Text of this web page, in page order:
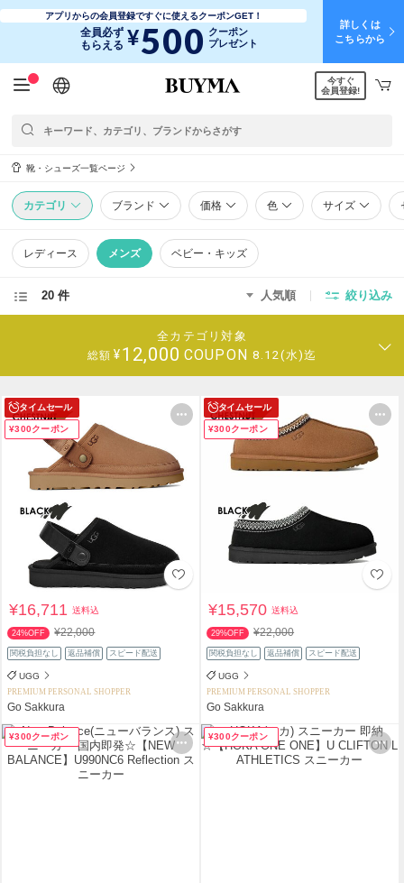
アプリからの会員登録ですぐに使えるクーポンGET！
全員必ず
もらえる ¥500 クーポン
プレゼント
詳しくは
こちらから
日本語
English
简体中文
繁體中文
今すぐ
会員登録!
靴・シューズ一覧ページ
カテゴリ ブランド 価格 色 サイズ
レディース メンズ ベビー・キッズ
20 件 人気順 絞り込み
全カテゴリ対象
総額 ¥12,000 COUPON 8.12(水)迄
タイムセール
¥300クーポン
¥16,711送料込
24%OFF ¥22,000
関税負担なし 返品補償 スピード配送
UGG
PREMIUM PERSONAL SHOPPER
Go Sakkura
タイムセール
¥300クーポン
¥15,570送料込
29%OFF ¥22,000
関税負担なし 返品補償 スピード配送
UGG
PREMIUM PERSONAL SHOPPER
Go Sakkura
¥300クーポン ¥300クーポン